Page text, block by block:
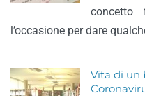
l’occasione per dare
Vita di un